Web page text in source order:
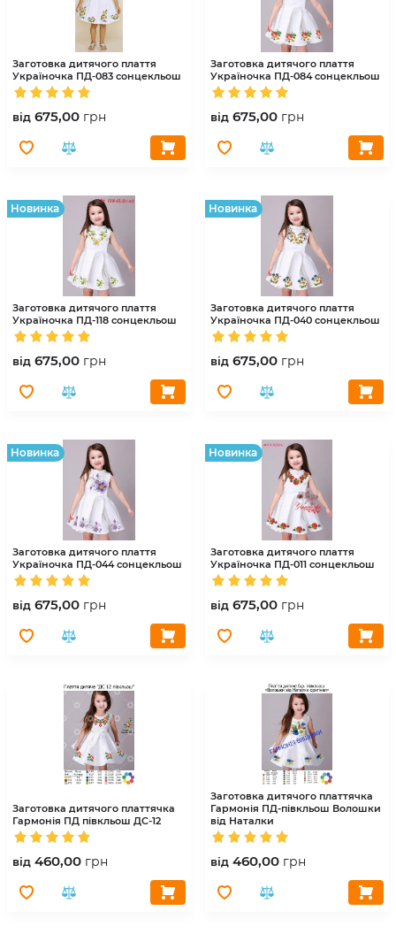
Заготовка дитячого плаття
Україночка ПД-083 сонцекльош
вiд 675,00 грн
Заготовка дитячого плаття
Україночка ПД-084 сонцекльош
вiд 675,00 грн
Hовинка
Заготовка дитячого плаття
Україночка ПД-118 сонцекльош
вiд 675,00 грн
Hовинка
Заготовка дитячого плаття
Україночка ПД-040 сонцекльош
вiд 675,00 грн
Hовинка
Заготовка дитячого плаття
Україночка ПД-044 сонцекльош
вiд 675,00 грн
Hовинка
Заготовка дитячого плаття
Україночка ПД-011 сонцекльош
вiд 675,00 грн
Заготовка дитячого платтячка
Гармонія ПД півкльош ДС-12
вiд 460,00 грн
Заготовка дитячого платтячка
Гармонія ПД-півкльош Волошки
від Наталки
вiд 460,00 грн